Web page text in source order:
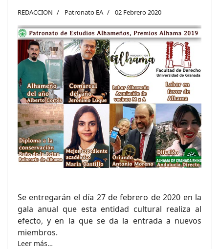
REDACCION Patronato EA 02 Febrero 2020
Se entregarán el día 27 de febrero de 2020 en la
gala anual que esta entidad cultural realiza al
efecto, y en la que se da la entrada a nuevos
miembros.
Leer más…